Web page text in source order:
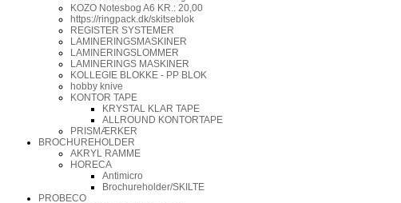
KOZO Notesbog A6 KR.: 20,00
https://ringpack.dk/skitseblok
REGISTER SYSTEMER
LAMINERINGSMASKINER
LAMINERINGSLOMMER
LAMINERINGS MASKINER
KOLLEGIE BLOKKE - PP BLOK
hobby knive
KONTOR TAPE
KRYSTAL KLAR TAPE
ALLROUND KONTORTAPE
PRISMÆRKER
BROCHUREHOLDER
AKRYL RAMME
HORECA
Antimicro
Brochureholder/SKILTE
PROBECO